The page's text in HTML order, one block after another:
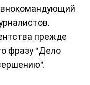
прежде
фразу "Дело